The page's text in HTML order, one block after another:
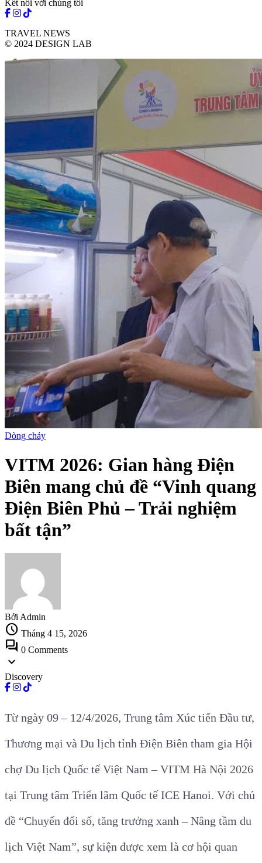
Kết nối với chúng tôi
TRAVEL NEWS
© 2024 DESIGN LAB
Dòng chảy
VITM 2026: Gian hàng Điện
Biên mang chủ đề “Vinh quang
Điện Biên Phủ – Trải nghiệm
bất tận”
Bởi Admin
schedule Tháng 4 15, 2026
forum 0 Comments
expand_more
Discovery
Từ ngày 09 – 12/4/2026, Trung tâm Xúc tiến Đầu tư,
Thương mại và Du lịch tỉnh Điện Biên tham gia Hội
chợ Du lịch Quốc tế Việt Nam – VITM Hà Nội 2026
tại Trung tâm Triển lãm Quốc tế ICE Hanoi. Với chủ
đề “Chuyển đổi số, tăng trưởng xanh – Nâng tầm du
lịch Việt Nam”, sự kiện được xem là cơ hội quan